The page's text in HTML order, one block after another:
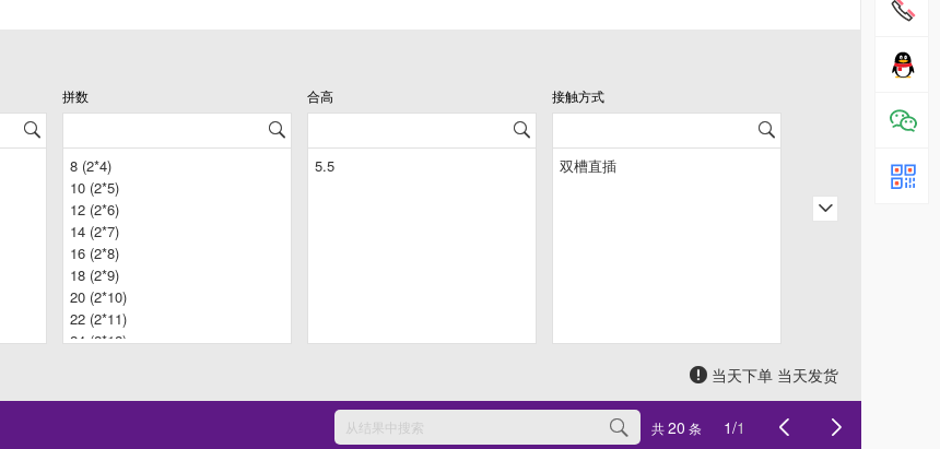
拼数 合高 接触方式
当天下单 当天发货
共20 条 1/1